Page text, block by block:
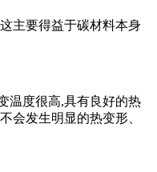
主要得益于碳材料本身
温度很高,具有良好的热
会发生明显的热变形、